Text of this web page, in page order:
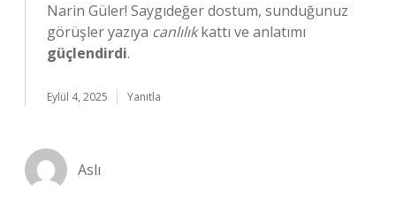
Narin Güler! Saygıdeğer dostum, sunduğunuz
görüşler yazıya canlılıkkattı ve anlatımı
güçlendirdi.
Eylül 4, 2025 Yanıtla
Aslı